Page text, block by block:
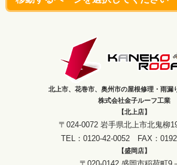
北上市、花巻市、奥州市の屋根修理・雨漏
株式会社金子ルーフ工業
【北上店】
〒024-0072 岩手県北上市北鬼柳
TEL：0120-42-0052 FAX：
【盛岡店】